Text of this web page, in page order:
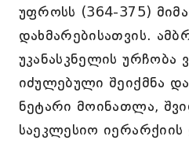
უფროსს (364-375)
დახმარებისათვის.
უკანასკნელის ურჩობა
იძულებული შეიქმნა
ნეტარი მოინათლა,
საეკლესიო